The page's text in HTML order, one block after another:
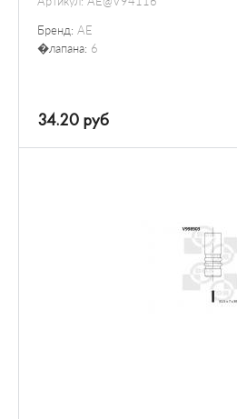
Бренд: AE
�лапана: 6
34.20 руб